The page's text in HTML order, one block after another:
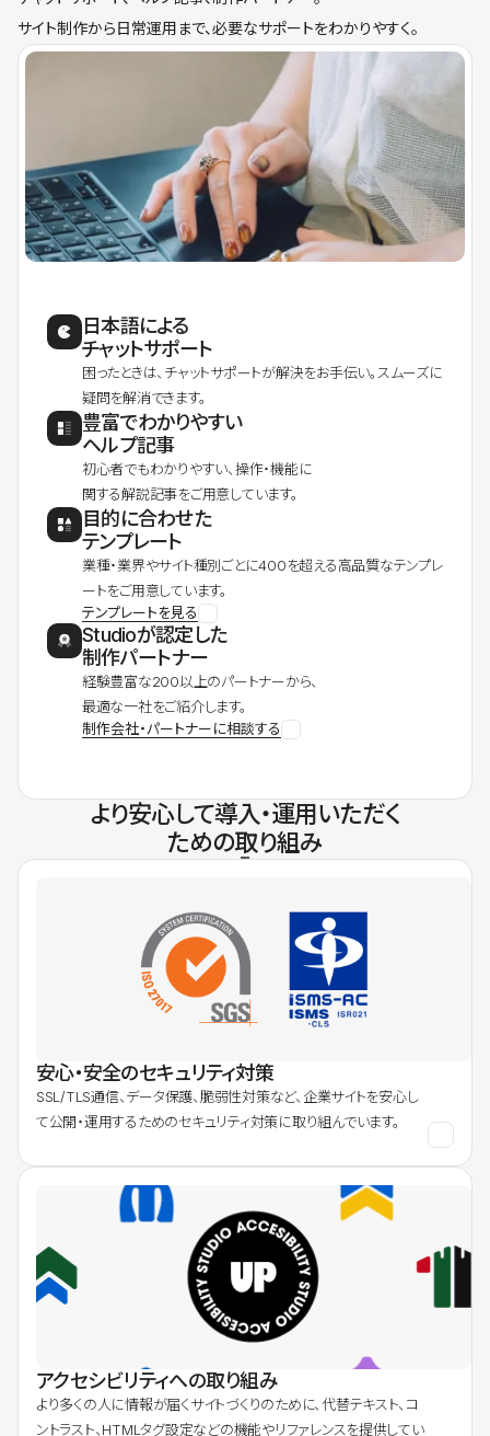
サイト制作から日常運用まで、必要なサポートをわかりやすく。
日本語による
チャットサポート
困ったときは、チャットサポートが解決をお手伝い。スムーズに
疑問を解消できます。
豊富でわかりやすい
ヘルプ記事
初心者でもわかりやすい、操作・機能に
関する解説記事をご用意しています。
目的に合わせた
テンプレート
業種・業界やサイト種別ごとに400を超える高品質なテンプレ
ートをご用意しています。
テンプレートを見る
Studioが認定した
制作パートナー
経験豊富な200以上のパートナーから、
最適な一社をご紹介します。
制作会社・パートナーに相談する
より安心して導入・運用いただく
ための取り組み
安心・安全のセキュリティ対策
SSL/TLS通信、データ保護、脆弱性対策など、企業サイトを安心し
て公開・運用するためのセキュリティ対策に取り組んでいます。
アクセシビリティへの取り組み
より多くの人に情報が届くサイトづくりのために、代替テキスト、コ
ントラスト、HTMLタグ設定などの機能やリファレンスを提供してい